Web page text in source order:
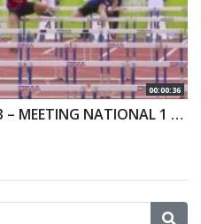
00:00:36
110M HAIES – TCM – SERIE 3 – MEETING NATIONAL 1 DE CERGY-PONTOISE – 10/06/2019